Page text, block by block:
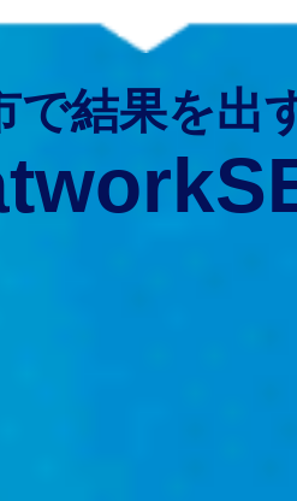
で結果を出